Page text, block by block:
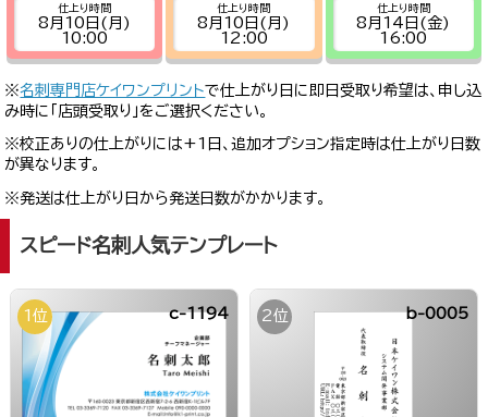
仕上り時間
8月10日(月)
10:00
仕上り時間
8月10日(月)
12:00
仕上り時間
8月14日(金)
16:00
※名刺専門店ケイワンプリントで仕上がり日に即日受取り希望は、申し込
み時に「店頭受取り」をご選択ください。
※校正ありの仕上がりには+1日、追加オプション指定時は仕上がり日数
が異なります。
※発送は仕上がり日から発送日数がかかります。
スピード名刺人気テンプレート
1位 c-1194 2位 b-0005